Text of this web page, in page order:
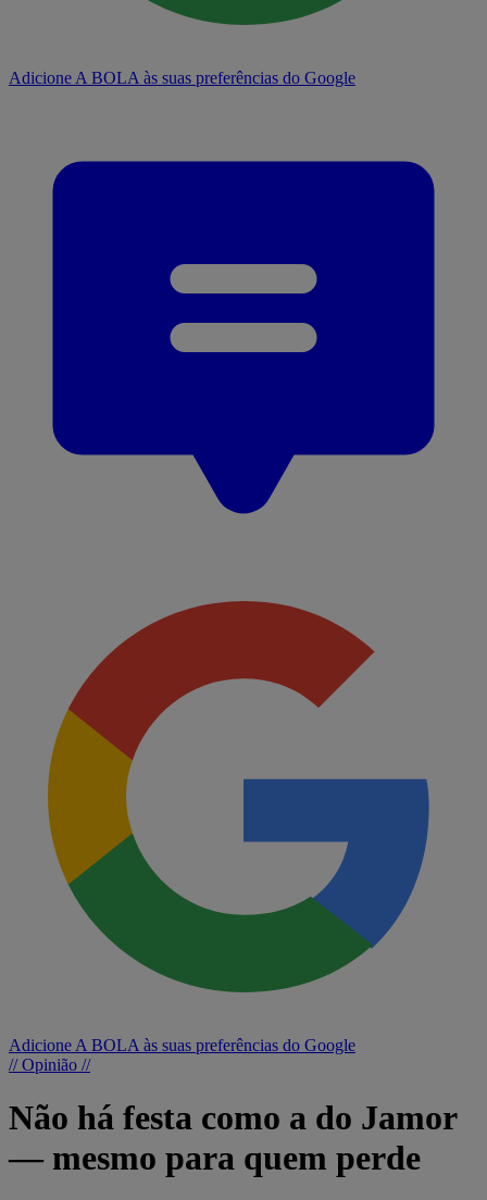
Adicione A BOLA às suas preferências do Google
Adicione A BOLA às suas preferências do Google
// Opinião //
Não há festa como a do Jamor
— mesmo para quem perde